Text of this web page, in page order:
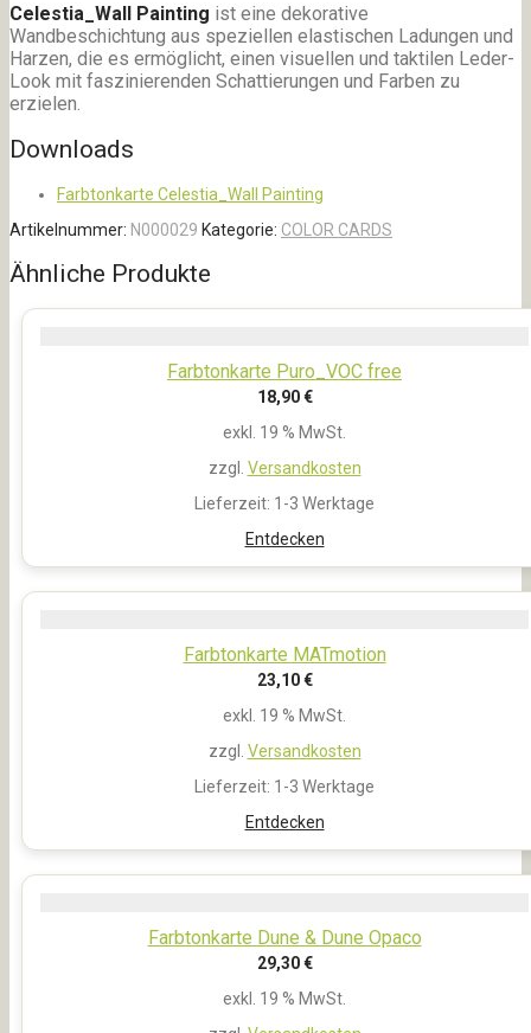
Celestia_Wall Painting ist eine dekorative
Wandbeschichtung aus speziellen elastischen Ladungen und
Harzen, die es ermöglicht, einen visuellen und taktilen Leder-
Look mit faszinierenden Schattierungen und Farben zu
erzielen.
Downloads
Farbtonkarte Celestia_Wall Painting
Artikelnummer: N000029 Kategorie: COLOR CARDS
Ähnliche Produkte
Farbtonkarte Puro_VOC free
18,90€
exkl. 19 % MwSt.
zzgl. Versandkosten
Lieferzeit: 1-3 Werktage
Entdecken
Farbtonkarte MATmotion
23,10€
exkl. 19 % MwSt.
zzgl. Versandkosten
Lieferzeit: 1-3 Werktage
Entdecken
Farbtonkarte Dune & Dune Opaco
29,30€
exkl. 19 % MwSt.